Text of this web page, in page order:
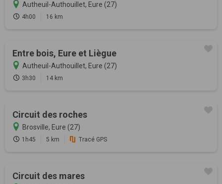
Autheuil-Authouillet, Eure (27)
4h00 16 km
Entre bois, Eure et Liègue
Autheuil-Authouillet, Eure (27)
3h30 14 km
Circuit des roches
Brosville, Eure (27)
1h45 5 km Tracé GPS
Circuit des mares